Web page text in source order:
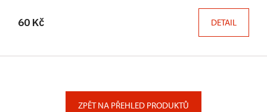
60 Kč DETAIL
ZPĚT NA PŘEHLED PRODUKTŮ